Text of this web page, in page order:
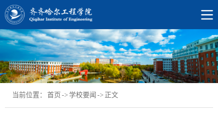
当前位置： 首页 -> 学校要闻 -> 正文